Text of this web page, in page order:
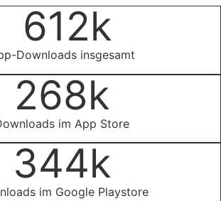
612k
Downloads insgesamt
268k
im App Store
344k
im Google Playstore